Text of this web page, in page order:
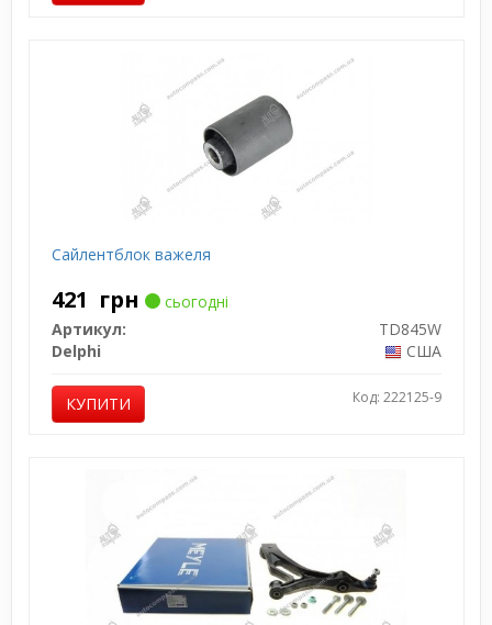
Сайлентблок важеля
421 грн
сьогодні
Артикул:
TD845W
Delphi
США
КУПИТИ Код: 222125-9